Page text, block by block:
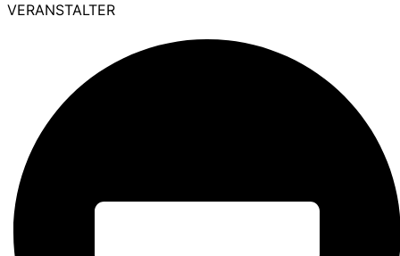
VERANSTALTER